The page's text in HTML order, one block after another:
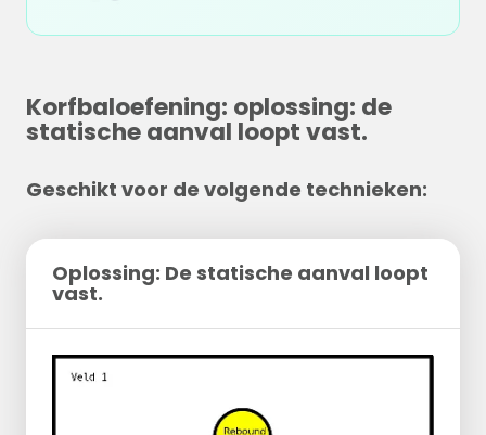
Korfbaloefening: oplossing: de
statische aanval loopt vast.
Geschikt voor de volgende technieken:
Oplossing: De statische aanval loopt
vast.